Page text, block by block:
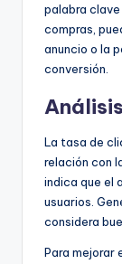
palabra
compras,
anuncio o la
conversión.
La tasa de
relación con
indica que el
usuarios.
considera
Para mejorar